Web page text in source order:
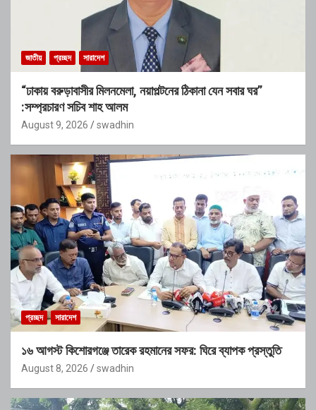
জাতীয় প্রচ্ছদ সারাদেশ
“ঢাকায় বরুড়াবাসীর মিলনমেলা, নয়াপল্টনের ঠিকানা যেন সবার ঘর”
:সম্প্রচারণ সচিব শাহ আলম
August 9, 2026 swadhin
প্রচ্ছদ সারাদেশ
১৬ আগস্ট কিশোরগঞ্জে তারেক রহমানের সফর: ঘিরে ব্যাপক প্রস্তুতি
August 8, 2026 swadhin